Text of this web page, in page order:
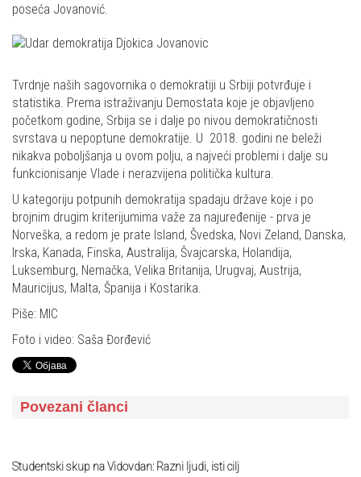
poseća Jovanović.
Tvrdnje naših sagovornika o demokratiji u Srbiji potvrđuje i
statistika. Prema istraživanju Demostata koje je objavljeno
početkom godine, Srbija se i dalje po nivou demokratičnosti
svrstava u nepoptune demokratije. U 2018. godini ne beleži
nikakva poboljšanja u ovom polju, a najveći problemi i dalje su
funkcionisanje Vlade i nerazvijena politička kultura.
U kategoriju potpunih demokratija spadaju države koje i po
brojnim drugim kriterijumima važe za najuređenije - prva je
Norveška, a redom je prate Island, Švedska, Novi Zeland, Danska,
Irska, Kanada, Finska, Australija, Švajcarska, Holandija,
Luksemburg, Nemačka, Velika Britanija, Urugvaj, Austrija,
Mauricijus, Malta, Španija i Kostarika.
Piše: MIC
Foto i video: Saša Đorđević
Povezani članci
Studentski skup na Vidovdan: Razni ljudi, isti cilj